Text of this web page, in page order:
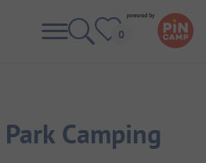
Camping